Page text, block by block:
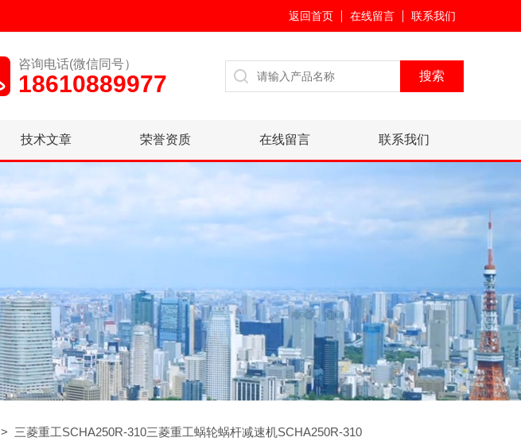
返回首页 在线留言 联系我们
咨询电话(微信同号）
18610889977
技术文章 荣誉资质 在线留言 联系我们
> 三菱重工SCHA250R-310三菱重工蜗轮蜗杆减速机SCHA250R-310